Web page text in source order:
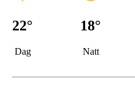
22°
Dag
18°
Natt